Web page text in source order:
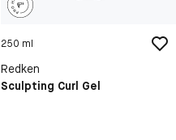
250 ml
Redken
Sculpting Curl Gel